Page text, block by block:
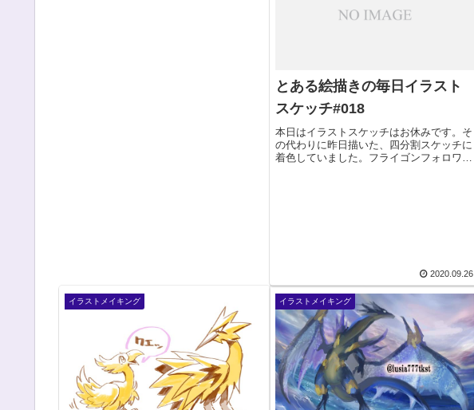
とある絵描きの毎日イラスト
スケッチ#018
本日はイラストスケッチはお休みです。そ
の代わりに昨日描いた、四分割スケッチに
着色していました。フライゴンフォロワー
2020.09.26
イラストメイキング イラストメイキング